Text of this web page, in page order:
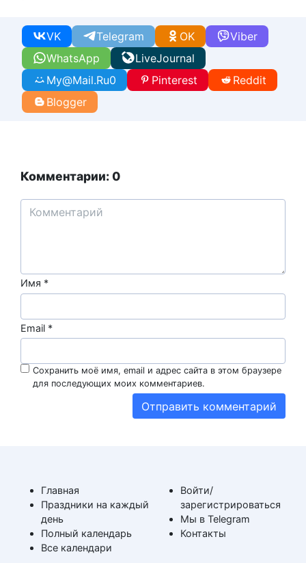
WhatsApp
VK Telegram Viber
OK
LiveJournal
My@Mail.Ru0 Pinterest
Reddit
Blogger
Комментарии: 0
Имя *
Email *
Сохранить моё имя, email и адрес сайта в этом браузере
для последующих моих комментариев.
Главная
Праздники на каждый
день
Полный календарь
Все календари
Войти/
зарегистрироваться
Мы в Telegram
Контакты